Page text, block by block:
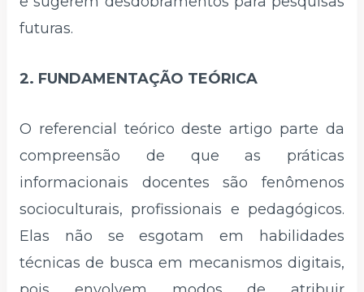
futuras.
2. FUNDAMENTAÇÃO TEÓRICA
O referencial teórico deste artigo parte da
compreensão de que as práticas
informacionais docentes são fenômenos
socioculturais, profissionais e pedagógicos.
Elas não se esgotam em habilidades
técnicas de busca em mecanismos digitais,